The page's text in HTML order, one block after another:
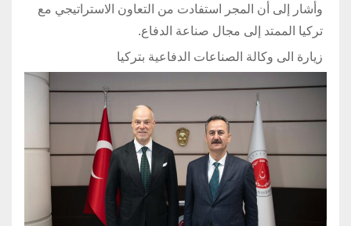
وأشار إلى أن المجر استفادت من التعاون الاستراتيجي مع
تركيا الممتد إلى مجال صناعة الدفاع.
زيارة الى وكالة الصناعات الدفاعية بتركيا